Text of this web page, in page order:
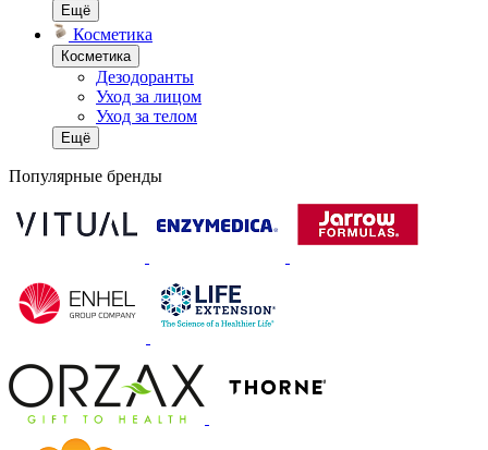
Ещё
Косметика
Косметика
Дезодоранты
Уход за лицом
Уход за телом
Ещё
Популярные бренды